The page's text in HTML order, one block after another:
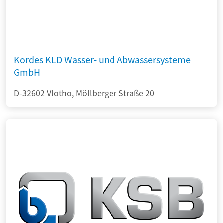
Kordes KLD Wasser- und Abwassersysteme
GmbH
D-32602 Vlotho, Möllberger Straße 20